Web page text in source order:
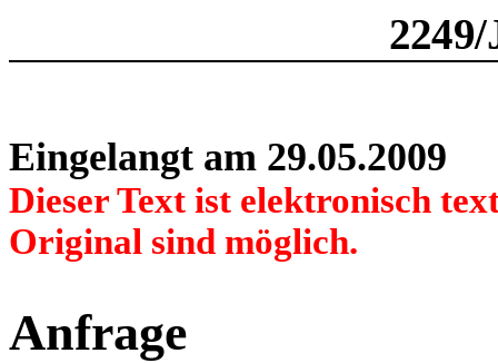
Eingelangt am 29.05.2009
Dieser Text ist elektronisch
Original sind möglich.
Anfrage